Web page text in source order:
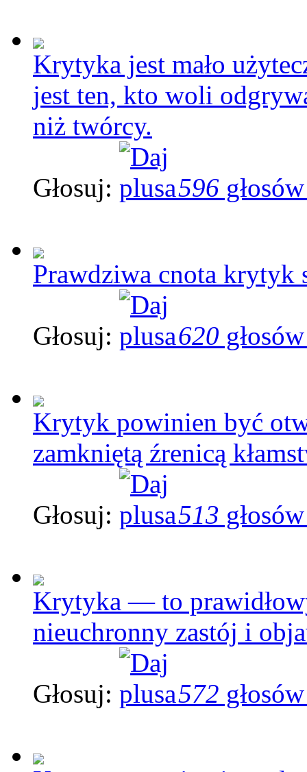
Krytyka jest mało
jest ten, kto woli
niż twórcy.
Głosuj: 596
Prawdziwa cnota krytyk
Głosuj: 620
Krytyk powinien być
zamkniętą źrenicą
Głosuj: 513
Krytyka — to
nieuchronny zastój i
Głosuj: 572